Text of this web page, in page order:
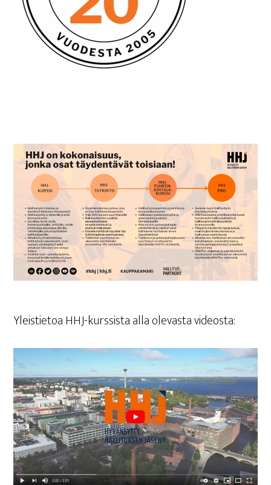
Yleis­tie­toa HHJ-kurs­sis­ta alla ole­vas­ta videosta: